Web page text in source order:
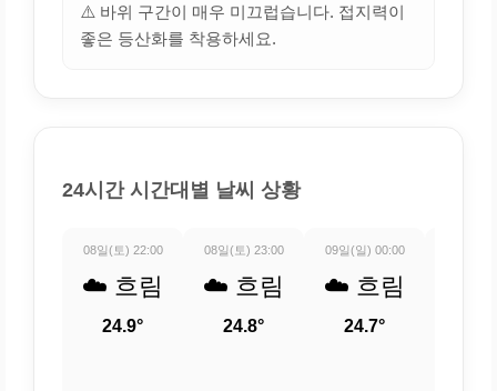
⚠️ 바위 구간이 매우 미끄럽습니다. 접지력이
좋은 등산화를 착용하세요.
24시간 시간대별 날씨 상황
08일(토) 22:00
☁️ 흐림
24.9°
08일(토) 23:00
☁️ 흐림
24.8°
09일(일) 00:00
☁️ 흐림
24.7°